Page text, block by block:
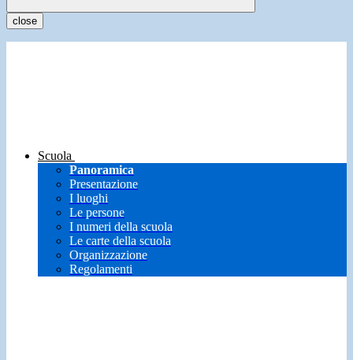
close
Scuola
Panoramica
Presentazione
I luoghi
Le persone
I numeri della scuola
Le carte della scuola
Organizzazione
Regolamenti